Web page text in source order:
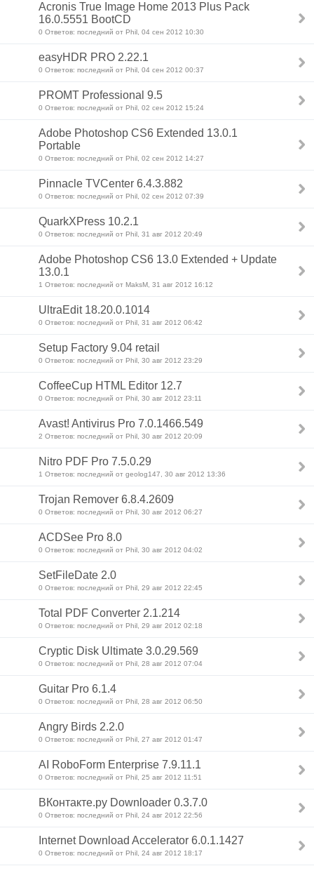
Acronis True Image Home 2013 Plus Pack
16.0.5551 BootCD
0 Ответов: последний от Phil, 04 сен 2012 10:30
easyHDR PRO 2.22.1
0 Ответов: последний от Phil, 04 сен 2012 00:37
PROMT Professional 9.5
0 Ответов: последний от Phil, 02 сен 2012 15:24
Adobe Photoshop CS6 Extended 13.0.1
Portable
0 Ответов: последний от Phil, 02 сен 2012 14:27
Pinnacle TVCenter 6.4.3.882
0 Ответов: последний от Phil, 02 сен 2012 07:39
QuarkXPress 10.2.1
0 Ответов: последний от Phil, 31 авг 2012 20:49
Adobe Photoshop CS6 13.0 Extended + Update
13.0.1
1 Ответов: последний от MaksM, 31 авг 2012 16:12
UltraEdit 18.20.0.1014
0 Ответов: последний от Phil, 31 авг 2012 06:42
Setup Factory 9.04 retail
0 Ответов: последний от Phil, 30 авг 2012 23:29
CoffeeCup HTML Editor 12.7
0 Ответов: последний от Phil, 30 авг 2012 23:11
Avast! Antivirus Pro 7.0.1466.549
2 Ответов: последний от Phil, 30 авг 2012 20:09
Nitro PDF Pro 7.5.0.29
1 Ответов: последний от geolog147, 30 авг 2012 13:36
Trojan Remover 6.8.4.2609
0 Ответов: последний от Phil, 30 авг 2012 06:27
ACDSee Pro 8.0
0 Ответов: последний от Phil, 30 авг 2012 04:02
SetFileDate 2.0
0 Ответов: последний от Phil, 29 авг 2012 22:45
Total PDF Converter 2.1.214
0 Ответов: последний от Phil, 29 авг 2012 02:18
Cryptic Disk Ultimate 3.0.29.569
0 Ответов: последний от Phil, 28 авг 2012 07:04
Guitar Pro 6.1.4
0 Ответов: последний от Phil, 28 авг 2012 06:50
Angry Birds 2.2.0
0 Ответов: последний от Phil, 27 авг 2012 01:47
AI RoboForm Enterprise 7.9.11.1
0 Ответов: последний от Phil, 25 авг 2012 11:51
ВКонтакте.ру Downloader 0.3.7.0
0 Ответов: последний от Phil, 24 авг 2012 22:56
Internet Download Accelerator 6.0.1.1427
0 Ответов: последний от Phil, 24 авг 2012 18:17